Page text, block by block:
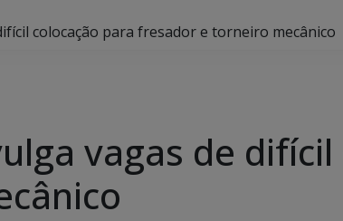
colocação para fresador e torneiro mecânico
vagas de